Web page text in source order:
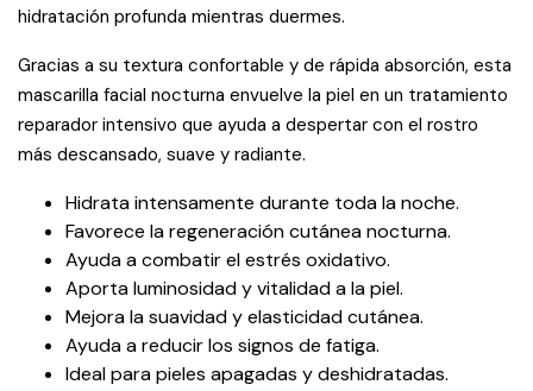
hidratación profunda mientras duermes.
Gracias a su textura confortable y de rápida absorción, esta
mascarilla facial nocturna envuelve la piel en un tratamiento
reparador intensivo que ayuda a despertar con el rostro
más descansado, suave y radiante.
Hidrata intensamente durante toda la noche.
Favorece la regeneración cutánea nocturna.
Ayuda a combatir el estrés oxidativo.
Aporta luminosidad y vitalidad a la piel.
Mejora la suavidad y elasticidad cutánea.
Ayuda a reducir los signos de fatiga.
Ideal para pieles apagadas y deshidratadas.